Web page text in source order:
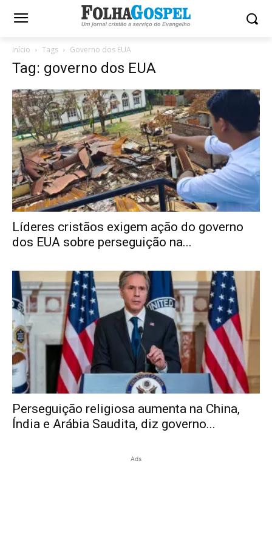
Início Tags Governo dos EUA
Tag: governo dos EUA
Líderes cristãos exigem ação do governo
dos EUA sobre perseguição na...
Perseguição religiosa aumenta na China,
Índia e Arábia Saudita, diz governo...
Ads